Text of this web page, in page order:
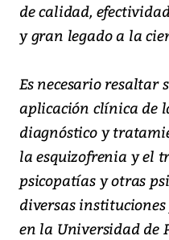
de calidad,
y gran legado a la
Es necesario resaltar
aplicación clínica de
diagnóstico y
la esquizofrenia y el
psicopatías y otras
diversas instituciones
en la Universidad de